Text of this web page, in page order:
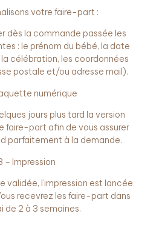
votre faire-part :
dès la commande passée les
: le prénom du bébé, la date
la célébration, les coordonnées
postale et/ou adresse mail).
numérique
jours plus tard la version
faire-part afin de vous assurer
parfaitement à la demande.
– Impression
validée, l’impression est lancée
recevrez les faire-part dans
de 2 à 3 semaines.